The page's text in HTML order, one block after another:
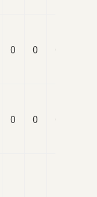
0 0 0
0 0 0